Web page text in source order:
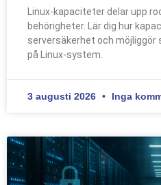
Linux-kapaciteter delar upp
behörigheter. Lär dig hur
serversäkerhet och möjliggör
på Linux-system.
3 augusti 2026 Inga